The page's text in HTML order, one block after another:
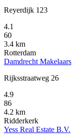
Reyerdijk 123
4.1
60
3.4 km
Rotterdam
Damdrecht Makelaars
Rijksstraatweg 26
4.9
86
4.2 km
Ridderkerk
Yess Real Estate B.V.